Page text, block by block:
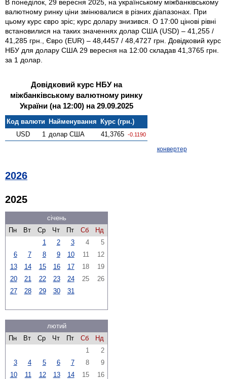
В понеділок, 29 вересня 2025, на українському міжбанківському
валютному ринку ціни змінювалися в різних діапазонах. При
цьому курс євро зріс; курс долару знизився. О 17:00 цінові рівні
встановилися на таких значеннях долар США (USD) – 41,255 /
41,285 грн., Євро (EUR) – 48,4457 / 48,4727 грн. Довідковий курс
НБУ для долару США 29 вересня на 12:00 складав 41,3765 грн.
за 1 долар.
Довідковий курс НБУ на
міжбанківському валютному ринку
України (на 12:00) на 29.09.2025
Код валюти Найменування
Курс (грн.)
USD
1 долар США 41,3765 -0.1190
конвертер
2026
2025
січень
Пн
Вт Ср Чт Пт Сб
Нд
1
2 3 4
5
6
7 8 9 10 11
12
13
14 15 16 17 18
19
20
21 22 23 24 25
26
27
28 29 30 31
лютий
Пн
Вт Ср Чт Пт Сб
Нд
1
2
3
4 5 6 7 8
9
10
11 12 13 14 15
16